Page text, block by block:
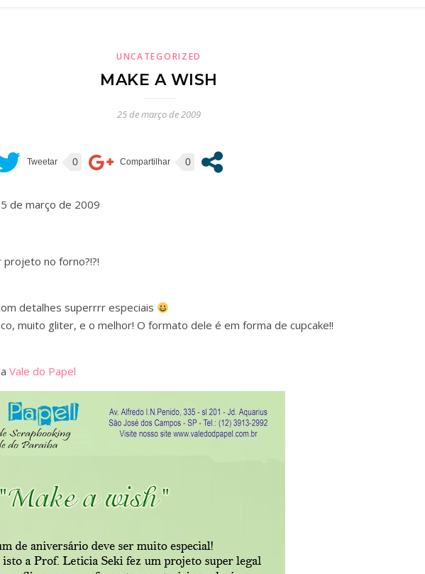
UNCATEGORIZED
MAKE A WISH
25 de março de 2009
0 0
de março de 2009
projeto no forno?!?!
detalhes superrrr especiais
muito gliter, e o melhor! O formato dele é em forma de cupcake!!
Vale do Papel
Assine nossa newsletter
Receba as novidades do site